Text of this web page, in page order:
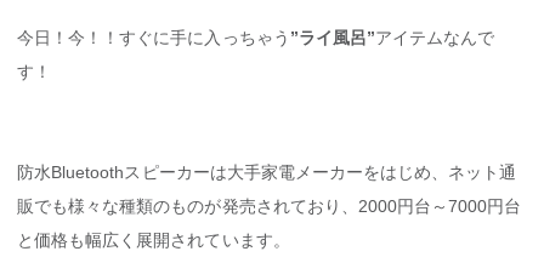
今日！今！！すぐに手に入っちゃう ”ライ風呂”アイテムなんで
す！
防水Bluetoothスピーカーは大手家電メーカーをはじめ、ネット通
販でも様々な種類のものが発売されており、2000円台～7000円台
と価格も幅広く展開されています。